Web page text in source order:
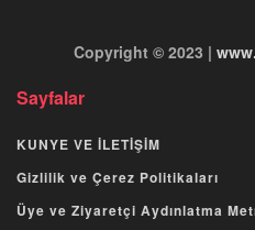
Copyright © 2023 |
Sayfalar
KUNYE VE İLETİŞİM
Gizlilik ve Çerez Politikaları
Üye ve Ziyaretçi Aydınlatma